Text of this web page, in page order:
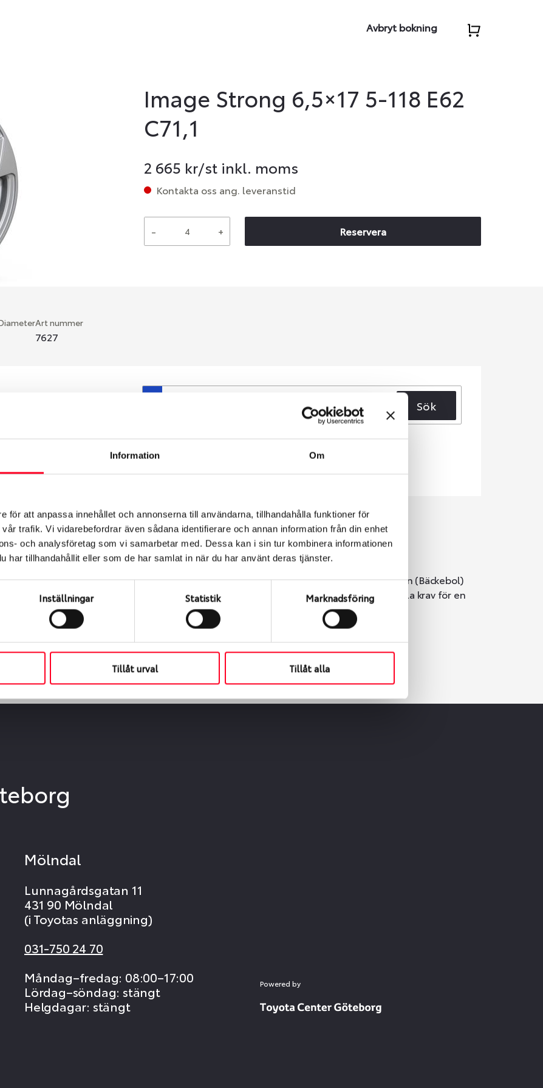
Information Om
för att anpassa innehållet och annonserna till användarna, tillhandahålla funktioner för
trafik. Vi vidarebefordrar även sådana identifierare och annan information från din enhet
och analysföretag som vi samarbetar med. Dessa kan i sin tur kombinera informationen
har tillhandahållit eller som de har samlat in när du har använt deras tjänster.
Inställningar Statistik Marknadsföring
Tillåt urval Tillåt alla
Avbryt bokning
Image Strong 6,5×17 5-118 E62
C71,1
2 665 kr/st inkl. moms
Kontakta oss ang. leveranstid
- + Reservera
Art nummer
7627
fälg du valt passar din
att däck och fälg har
bytts ut under årens lopp
ut från fabrik.
Sök
levereras de direkt till någon av våra däckverkstäder i Göteborg. Välj mellan Hisingen (Bäckebol)
tid för upphämtning eller service. När vi byter dina däck ser vi till att de uppfyller alla krav för en
Mölndal
Lunnagårdsgatan 11
431 90 Mölndal
(i Toyotas anläggning)
031-750 24 70
Måndag–fredag: 08:00–17:00
Lördag–söndag: stängt
Helgdagar: stängt
Powered by